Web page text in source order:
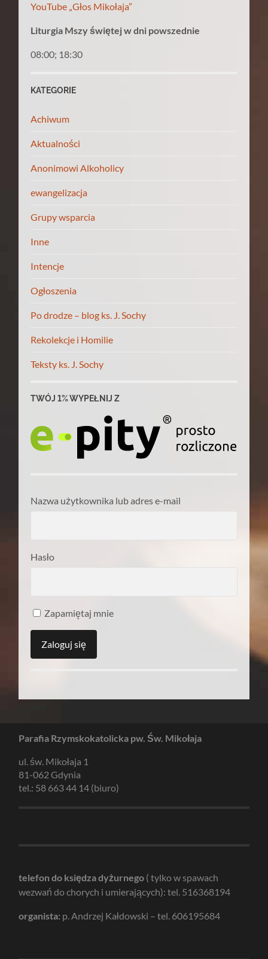
YouTube „Głos Mikołaja”
Liturgia Mszy świętej w dni powszednie
08:00; 18:30
KATEGORIE
Achiwum
Aktualności
Anonimowi Alkoholicy
ewangelizacja
Grupy wsparcia
Inne
Intencje
Ogłoszenia
Po drodze – blog ks. J. Sochy
Rekolekcje i Homilie
Teksty ks. J. Sochy
TWÓJ 1% WYPEŁNIJ Z
Nazwa użytkownika lub adres e-mail
Hasło
Zapamiętaj mnie
Parafia Rzymskokatolicka pw. Św. Mikołaja
ul. św. Mikołaja 1
81-062 Gdynia
tel.: 58 663 44 14 (biuro)
telefon do księdza dyżurnego ( tylko w spawach
wezwań do chorych i umierających): tel. 516368194
organista: p. Andrzej Kałdowski – tel. 606195684